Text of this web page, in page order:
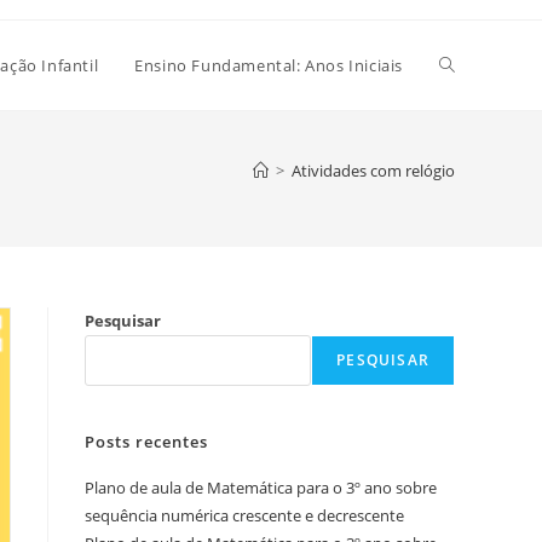
Infantil Ensino Fundamental: Anos Iniciais Alternar
site
> Atividades com relógio
Pesquisar
PESQUISAR
Posts recentes
Plano de aula de Matemática para o 3º ano sobre
sequência numérica crescente e decrescente